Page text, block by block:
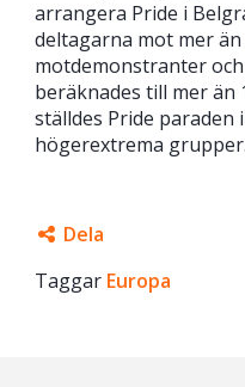
arrangera Pride i
deltagarna mot mer än
motdemonstranter
beräknades till mer än
ställdes Pride
högerextrema grupper.
Dela
Facebook
Taggar Europa